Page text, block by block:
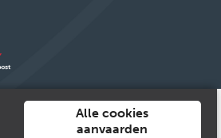
Alle cookies
aanvaarden